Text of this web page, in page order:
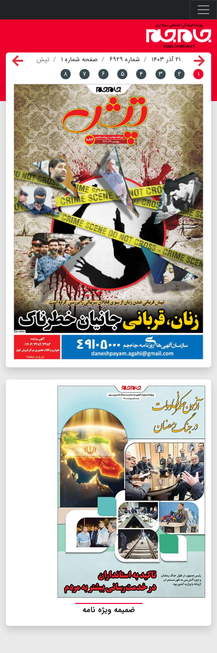
۲۱ آذر ۱۴۰۳ شماره ۶۹۲۹ صفحه شماره ۱
تپش
۱
۲ ۳ ۴ ۵ ۶ ۷ ۸
ضمیمه ویژه نامه